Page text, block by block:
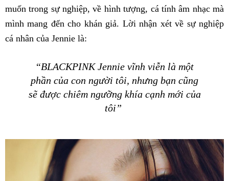
muốn trong sự nghiệp, về hình tượng, cá tính âm nhạc mà
mình mang đến cho khán giả. Lời nhận xét về sự nghiệp
cá nhân của Jennie là:
“BLACKPINK Jennie vĩnh viễn là một
phần của con người tôi, nhưng bạn cũng
sẽ được chiêm ngưỡng khía cạnh mới của
tôi”